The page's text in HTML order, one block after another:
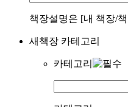
책장설명은 [내 책장/
새책장 카테고리
카테고리